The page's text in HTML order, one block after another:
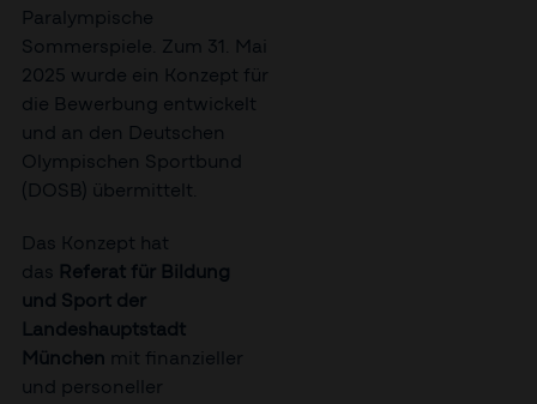
Paralympische
Sommerspiele. Zum 31. Mai
2025 wurde ein Konzept für
die Bewerbung entwickelt
und an den Deutschen
Olympischen Sportbund
(DOSB) übermittelt.
Das Konzept hat
das Referat für Bildung
und Sport der
Landeshauptstadt
München mit finanzieller
und personeller